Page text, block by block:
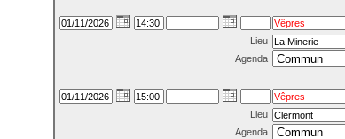
Lieu
Agenda
Lieu
Agenda